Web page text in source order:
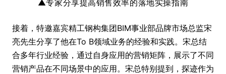
▲专家分享提高销售效率的落地实操指南
接着，特邀嘉宾精工钢构集团BIM事业部品牌市场总监宋
亮先生分享了他在To B领域业务的经验和实践。宋总结
合多年行业经验，通过自身应用的营销矩阵，展示了不同
营销产品在不同场景中的应用。宋总特别提到，探迹作为